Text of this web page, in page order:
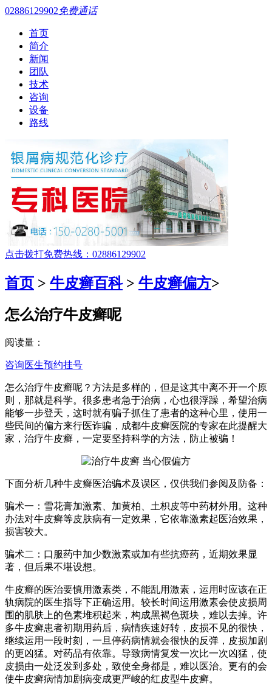
02886129902免费通话
首页
简介
新闻
团队
技术
咨询
设备
路线
点击拨打免费热线：02886129902
首页 > 牛皮癣百科> 牛皮癣偏方>
怎么治疗牛皮癣呢
阅读量：
咨询医生预约挂号
怎么治疗牛皮癣呢？方法是多样的，但是这其中离不开一个原
则，那就是科学。很多患者急于治病，心也很浮躁，希望治病
能够一步登天，这时就有骗子抓住了患者的这种心里，使用一
些民间的偏方来行医诈骗，成都牛皮癣医院的专家在此提醒大
家，治疗牛皮癣，一定要坚持科学的方法，防止被骗！
下面分析几种牛皮癣医治骗术及误区，仅供我们参阅及防备：
骗术一：雪花膏加激素、加黄柏、土枳皮等中药材外用。这种
办法对牛皮癣等皮肤病有一定效果，它依靠激素起医治效果，
损害较大。
骗术二：口服药中加少数激素或加有些抗癌药，近期效果显
著，但后果不堪设想。
牛皮癣的医治要慎用激素类，不能乱用激素，运用时应该在正
轨病院的医生指导下正确运用。较长时间运用激素会使皮损周
围的肌肤上的色素堆积起来，构成黑褐色斑块，难以去掉。许
多牛皮癣患者初期用药后，病情疾速好转，皮损不见的很快，
继续运用一段时刻，一旦停药病情就会很快的反弹，皮损加剧
的更凶猛。对药品有依靠。导致病情复发一次比一次凶猛，使
皮损由一处泛发到多处，致使全身都是，难以医治。更有的会
使牛皮癣病情加剧病变成更严峻的红皮型牛皮癣。